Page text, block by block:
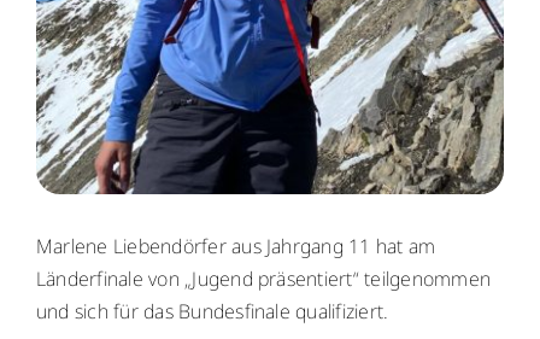
WebUntis WebUntis
Schuldock Schuldock
Marlene Liebendörfer aus Jahrgang 11 hat am
Länderfinale von „Jugend präsentiert“ teilgenommen
und sich für das Bundesfinale qualifiziert.